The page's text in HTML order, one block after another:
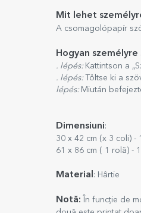
Mit lehet
A csomagolópapír
Hogyan
. lépés: Kattintson a
. lépés:
Töltse ki a
lépés: Miután
Dimensiuni:
30 x 42 cm (x 3 coli) -
61 x 86 cm ( 1 rolă) -
Material : Hârtie
Notă:
În funcție de